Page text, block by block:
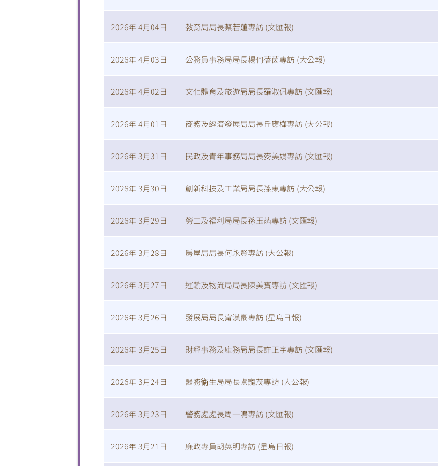
2026年 4月04日 教育局局長蔡若蓮專訪 (文匯報)
2026年 4月03日 公務員事務局局長楊何蓓茵專訪 (大公報)
2026年 4月02日 文化體育及旅遊局局長羅淑佩專訪 (文匯報)
2026年 4月01日 商務及經濟發展局局長丘應樺專訪 (大公報)
2026年 3月31日 民政及青年事務局局長麥美娟專訪 (文匯報)
2026年 3月30日 創新科技及工業局局長孫東專訪 (大公報)
2026年 3月29日 勞工及福利局局長孫玉菡專訪 (文匯報)
2026年 3月28日 房屋局局長何永賢專訪 (大公報)
2026年 3月27日 運輸及物流局局長陳美寶專訪 (文匯報)
2026年 3月26日 發展局局長甯漢豪專訪 (星島日報)
2026年 3月25日 財經事務及庫務局局長許正宇專訪 (文匯報)
2026年 3月24日 醫務衞生局局長盧寵茂專訪 (大公報)
2026年 3月23日 警務處處長周一鳴專訪 (文匯報)
2026年 3月21日 廉政專員胡英明專訪 (星島日報)